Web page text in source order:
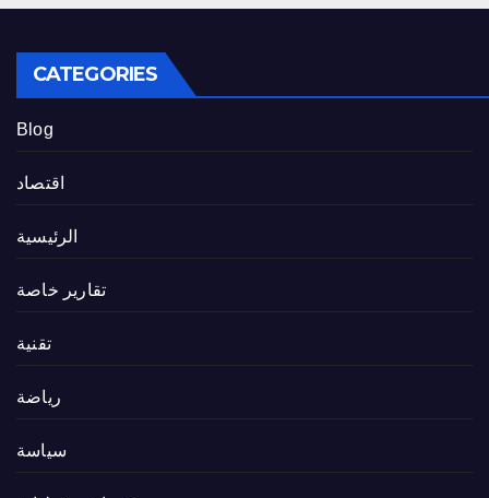
CATEGORIES
Blog
اقتصاد
الرئيسية
تقارير خاصة
تقنية
رياضة
سياسة